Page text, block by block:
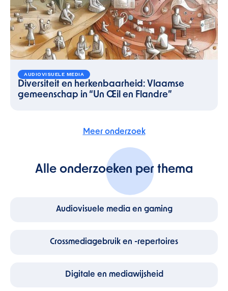
AUDIOVISUELE MEDIA
Diversiteit en herkenbaarheid: Vlaamse
gemeenschap in “Un Œil en Flandre”
Meer onderzoek
Alle onderzoeken per thema
Audiovisuele media en gaming
Crossmediagebruik en -repertoires
Digitale en mediawijsheid